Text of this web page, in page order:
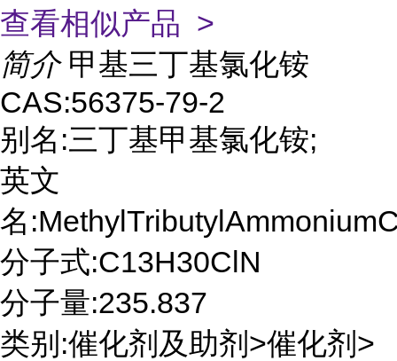
查看相似产品 >
简介 甲基三丁基氯化铵
CAS:56375-79-2
别名:三丁基甲基氯化铵;
英文
名
分子式:C13H30ClN
分子量:235.837
类别:催化剂及助剂>催化剂>